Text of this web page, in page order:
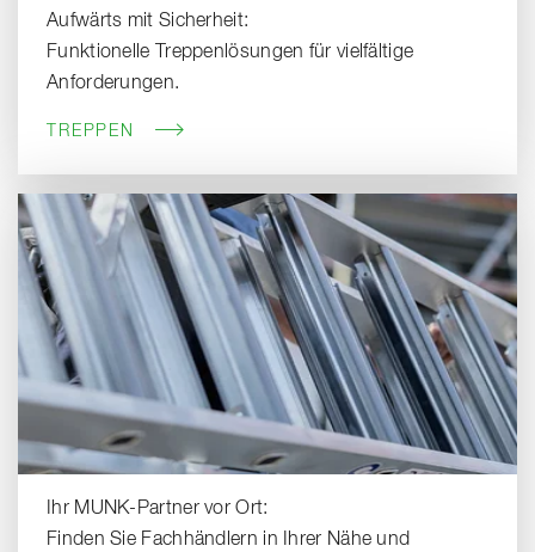
Aufwärts mit Sicherheit:
Funktionelle Treppenlösungen für vielfältige
Anforderungen.
TREPPEN
Ihr MUNK-Partner vor Ort:
Finden Sie Fachhändlern in Ihrer Nähe und